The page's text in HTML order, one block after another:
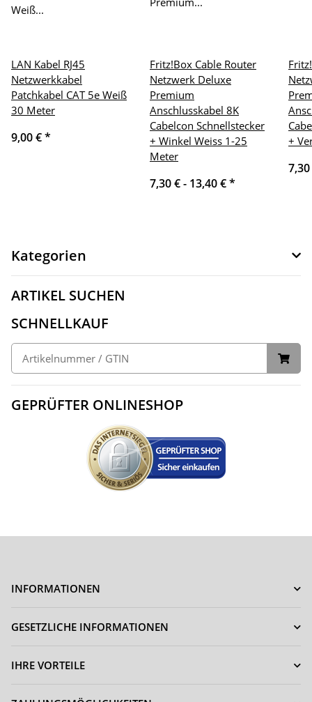
LAN Kabel RJ45
Netzwerkkabel
Patchkabel CAT 5e Weiß
30 Meter
9,00 €*
Fritz!Box Cable Router
Netzwerk Deluxe
Premium
Anschlusskabel 8K
Cabelcon Schnellstecker
+ Winkel Weiss 1-25
Meter
7,30 € - 13,40 €*
+
Kategorien
ARTIKEL SUCHEN
SCHNELLKAUF
GEPRÜFTER ONLINESHOP
INFORMATIONEN
GESETZLICHE INFORMATIONEN
IHRE VORTEILE